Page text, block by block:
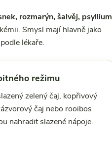
rozmarýn, šalvěj, psyllium
Smysl mají hlavně jako
lékaře.
režimu
zelený čaj, kopřivový
čaj nebo rooibos
nahradit slazené nápoje.